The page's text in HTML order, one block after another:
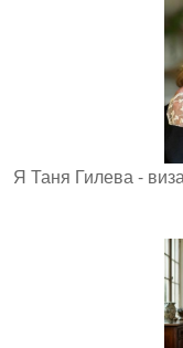
Я Таня Гилева -